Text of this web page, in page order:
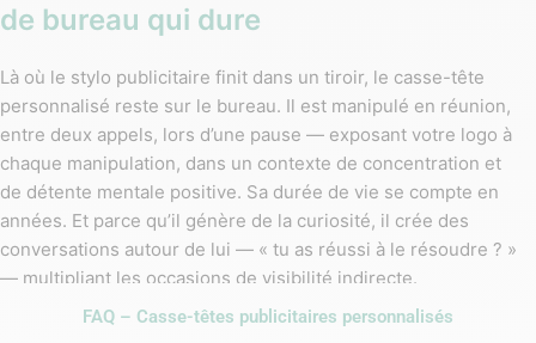
de bureau qui dure
Là où le stylo publicitaire finit dans un tiroir, le casse-tête
personnalisé reste sur le bureau. Il est manipulé en réunion,
entre deux appels, lors d’une pause — exposant votre logo à
chaque manipulation, dans un contexte de concentration et
de détente mentale positive. Sa durée de vie se compte en
années. Et parce qu’il génère de la curiosité, il crée des
conversations autour de lui — « tu as réussi à le résoudre ? »
— multipliant les occasions de visibilité indirecte.
GreenKit sélectionne des casse-têtes enmatériaux naturels
FAQ – Casse-têtes publicitaires personnalisés